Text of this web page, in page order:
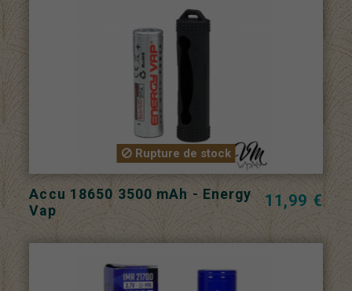
Rupture de stock
Accu 18650 3500 mAh - Energy
Vap
11,99 €